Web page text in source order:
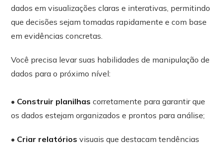
dados em visualizações claras e interativas, permitindo
que decisões sejam tomadas rapidamente e com base
em evidências concretas.
Você precisa levar suas habilidades de manipulação de
dados para o próximo nível:
• Construir planilhas corretamente para garantir que
os dados estejam organizados e prontos para análise;
• Criar relatórios visuais que destacam tendências